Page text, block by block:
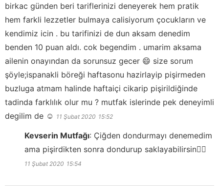
birkac günden beri tariflerinizi deneyerek hem pratik
hem farkli lezzetler bulmaya calisiyorum çocukların ve
kendimiz icin . bu tarifinizi de dun aksam denedim
benden 10 puan aldı. cok begendim . umarim aksama
ailenin onayından da sorunsuz gecer 😄 size sorum
şöyle;ispanakli böreği haftasonu hazirlayip pişirmeden
buzluga atmam halinde haftaiçi cikarip pişirildiğinde
tadinda farklılık olur mu ? mutfak islerinde pek deneyimli
degilim de ☺ 11 Şubat 2020 15:52
Kevserin Mutfağı: Çiğden dondurmayı denemedim
ama pişirdikten sonra dondurup saklayabilirsin👍🏻
11 Şubat 2020 15:54